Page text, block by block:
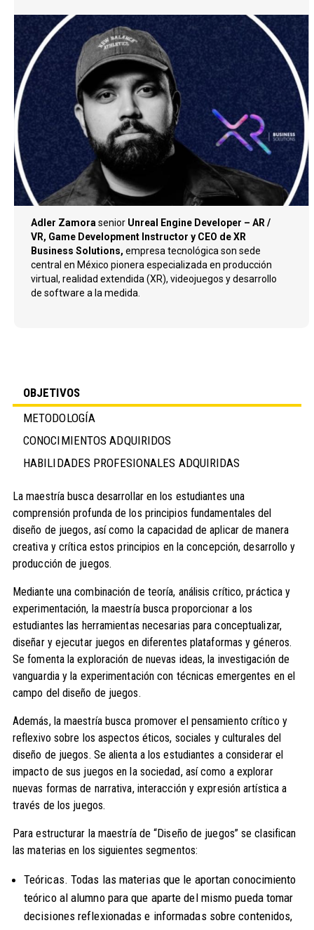
Adler Zamora senior Unreal Engine Developer – AR /
VR, Game Development Instructor y CEO de XR
Business Solutions, empresa tecnológica son sede
central en México pionera especializada en producción
virtual, realidad extendida (XR), videojuegos y desarrollo
de software a la medida.
OBJETIVOS
METODOLOGÍA
CONOCIMIENTOS ADQUIRIDOS
HABILIDADES PROFESIONALES ADQUIRIDAS
La maestría busca desarrollar en los estudiantes una
comprensión profunda de los principios fundamentales del
diseño de juegos, así como la capacidad de aplicar de manera
creativa y crítica estos principios en la concepción, desarrollo y
producción de juegos.
Mediante una combinación de teoría, análisis crítico, práctica y
experimentación, la maestría busca proporcionar a los
estudiantes las herramientas necesarias para conceptualizar,
diseñar y ejecutar juegos en diferentes plataformas y géneros.
Se fomenta la exploración de nuevas ideas, la investigación de
vanguardia y la experimentación con técnicas emergentes en el
campo del diseño de juegos.
Además, la maestría busca promover el pensamiento crítico y
reflexivo sobre los aspectos éticos, sociales y culturales del
diseño de juegos. Se alienta a los estudiantes a considerar el
impacto de sus juegos en la sociedad, así como a explorar
nuevas formas de narrativa, interacción y expresión artística a
través de los juegos.
Para estructurar la maestría de “Diseño de juegos” se clasifican
las materias en los siguientes segmentos:
Teóricas. Todas las materias que le aportan conocimiento
teórico al alumno para que aparte del mismo pueda tomar
decisiones reflexionadas e informadas sobre contenidos,